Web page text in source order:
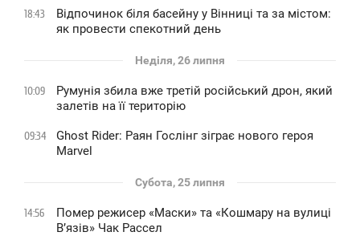
18:43
Відпочинок біля басейну у Вінниці та за містом:
як провести спекотний день
Неділя, 26 липня
10:09
Румунія збила вже третій російський дрон, який
залетів на її територію
09:34
Ghost Rider: Раян Гослінг зіграє нового героя
Marvel
Субота, 25 липня
14:56
Помер режисер «Маски» та «Кошмару на вулиці
В’язів» Чак Рассел